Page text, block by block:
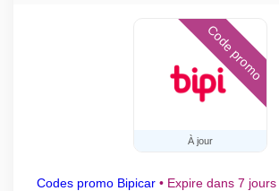
À jour
Code promo
Codes promo Bipicar • Expire dans 7 jours